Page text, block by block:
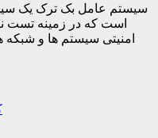
سیستم عامل بک ترک یک
امنیتی سیستم ها و شبکه